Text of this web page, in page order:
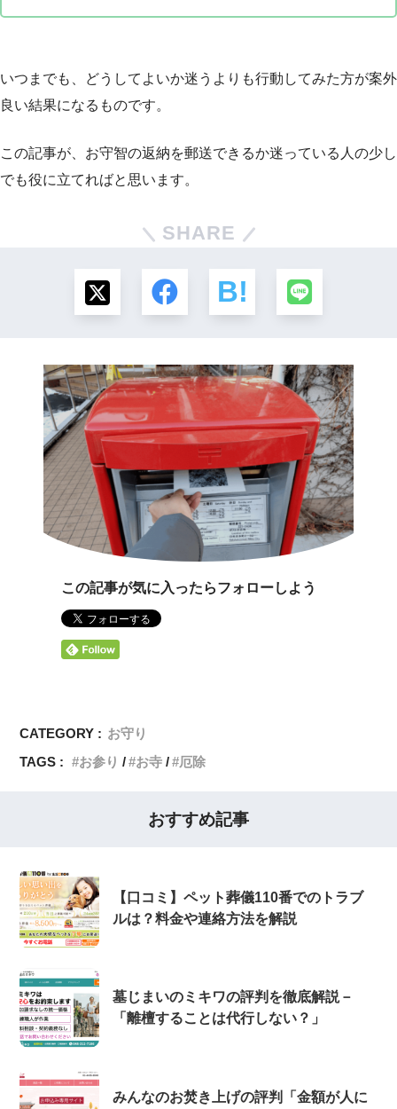
いつまでも、どうしてよいか迷うよりも行動してみた方が案外
良い結果になるものです。
この記事が、お守智の返納を郵送できるか迷っている人の少し
でも役に立てればと思います。
SHARE
この記事が気に入ったらフォローしよう
CATEGORY : お守り
TAGS :
お参り お寺 厄除
おすすめ記事
【口コミ】ペット葬儀110番でのトラブ
ルは？料金や連絡方法を解説
墓じまいのミキワの評判を徹底解説－
「離檀することは代行しない？」
みんなのお焚き上げの評判「金額が人に